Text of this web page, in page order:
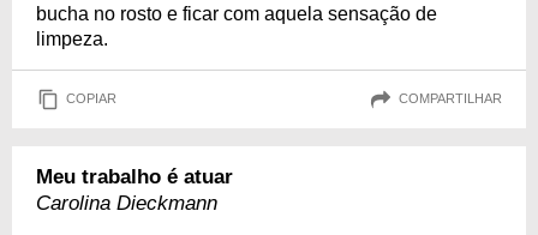
bucha no rosto e ficar com aquela sensação de
limpeza.
COPIAR COMPARTILHAR
Meu trabalho é atuar
Carolina Dieckmann